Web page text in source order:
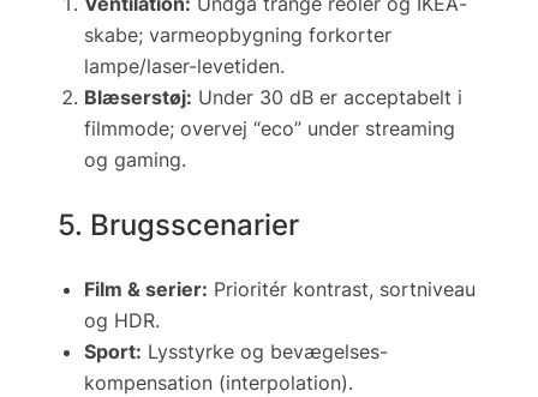
skabe; varmeopbygning forkorter
lampe/laser-levetiden.
Blæserstøj: Under 30 dB er acceptabelt i
film­mode; overvej “eco” under streaming
og gaming.
5. Brugsscenarier
Film & serier: Prioritér kontrast, sortniveau
og HDR.
Sport: Lysstyrke og bevægelses­
kompensation (interpolation).